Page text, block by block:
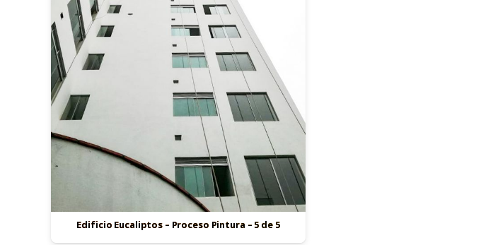
Edificio Eucaliptos – Proceso Pintura – 5 de 5